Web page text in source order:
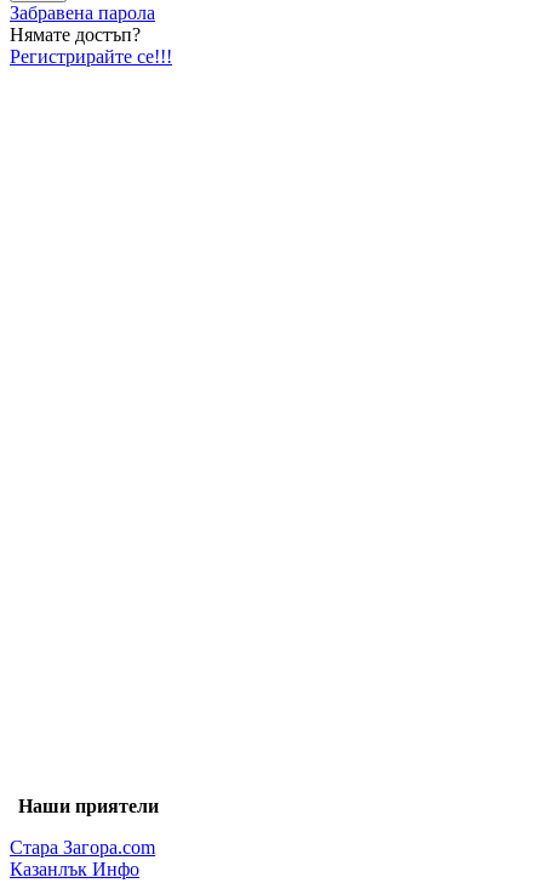
Забравена парола
Нямате достъп?
Регистрирайте се!!!
Наши приятели
Стара Загора.com
Казанлък Инфо